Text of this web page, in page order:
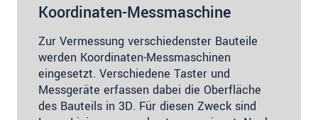
Koordinaten-Messmaschine
Zur Vermessung verschiedenster Bauteile
werden Koordinaten-Messmaschinen
eingesetzt. Verschiedene Taster und
Messgeräte erfassen dabei die Oberfläche
des Bauteils in 3D. Für diesen Zweck sind